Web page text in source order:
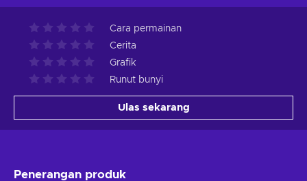
Cara permainan
Cerita
Grafik
Runut bunyi
Ulas sekarang
Penerangan produk